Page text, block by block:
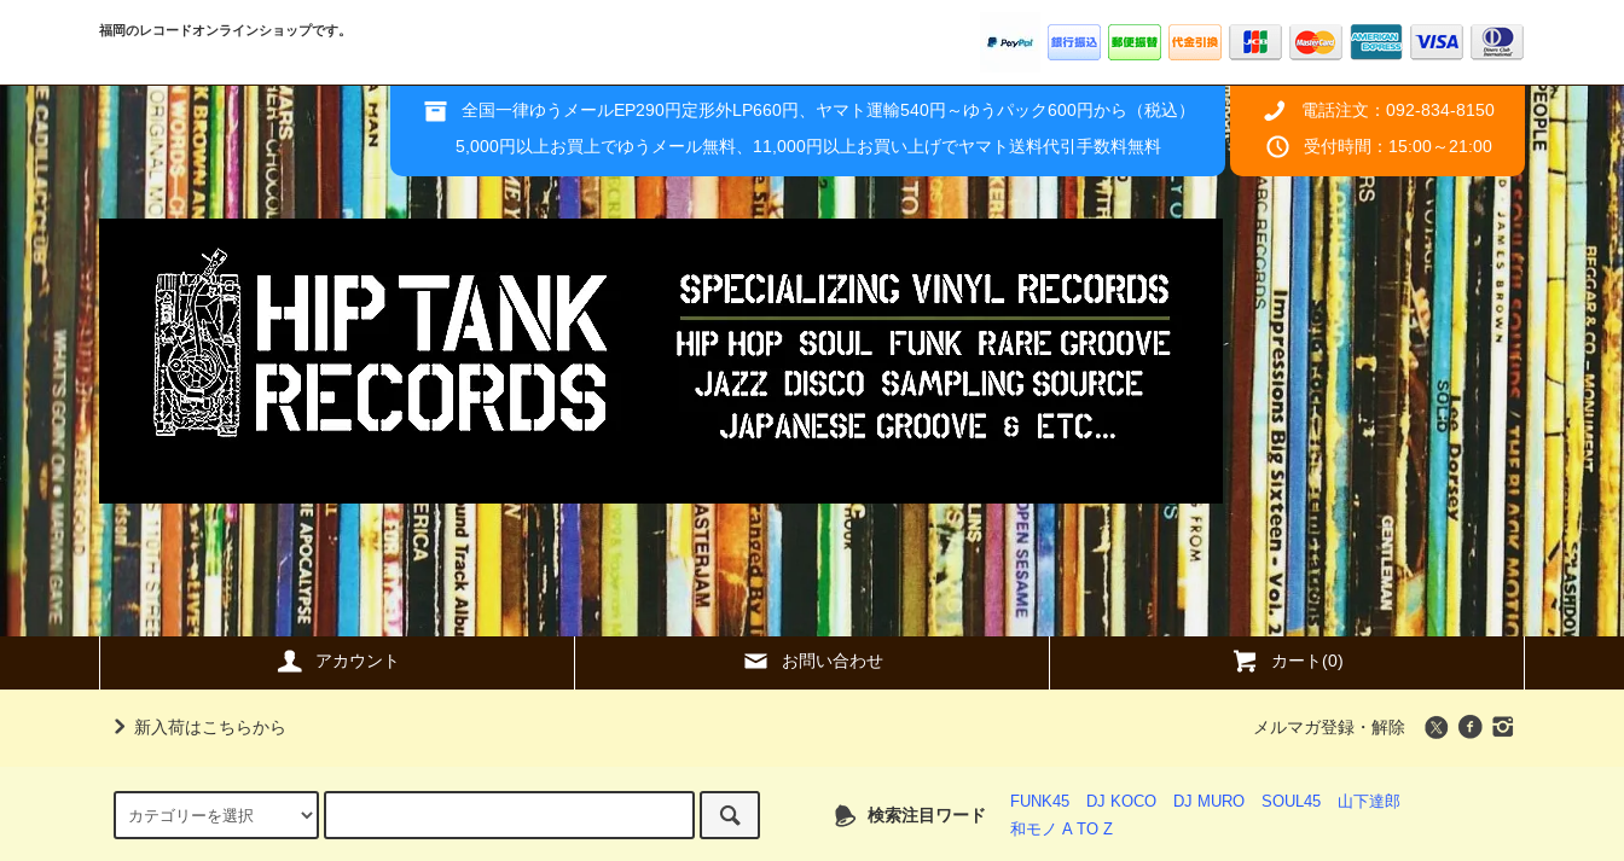
福岡のレコードオンラインショップです。
全国一律ゆうメールEP290円定形外LP660円、ヤマト運輸540円～ゆうパック600円から（税込）
5,000円以上お買上でゆうメール無料、11,000円以上お買い上げでヤマト送料代引手数料無料
電話注文：092-834-8150
受付時間：15:00～21:00
アカウント お問い合わせ カート(0)
新入荷はこちらから メルマガ登録・解除
検索注目ワード
FUNK45 DJ KOCO DJ MURO SOUL45
山下達郎
和モノ A TO Z